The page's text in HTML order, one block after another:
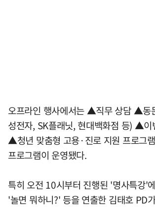
오프라인 행사에서는 ▲직무 상담 ▲동
성전자, SK플래닛, 현대백화점 등) ▲이
▲청년 맞춤형 고용·진로 지원 프로그
프로그램이 운영됐다.
특히 오전 10시부터 진행된 '명사특강'
'놀면 뭐하니?' 등을 연출한 김태호 PD